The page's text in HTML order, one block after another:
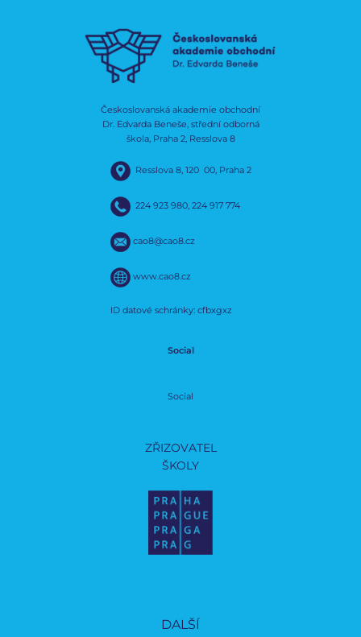
Českoslovanská akademie obchodní
Dr. Edvarda Beneše, střední odborná
škola, Praha 2, Resslova 8
Resslova 8, 120 00, Praha 2
224 923 980, 224 917 774
cao8@cao8.cz
www.cao8.cz
ID datové schránky: cfbxgxz
Social
Social
ZŘIZOVATEL
ŠKOLY
DALŠÍ